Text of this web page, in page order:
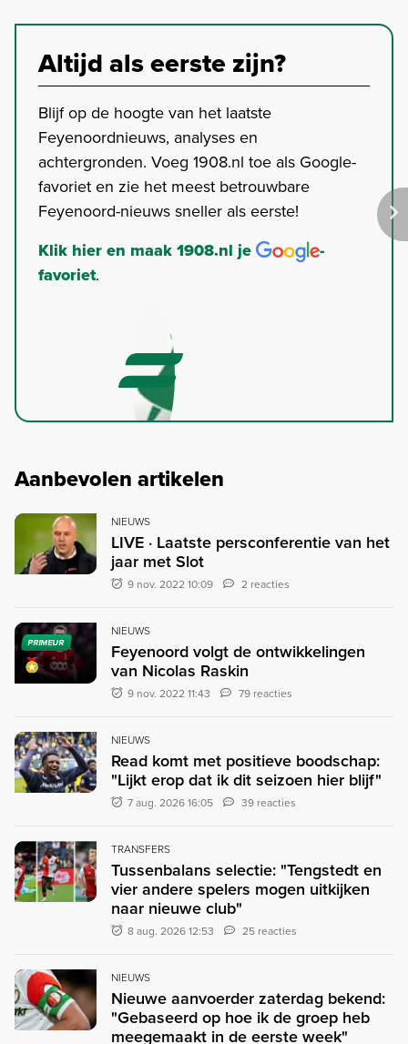
Altijd als eerste zijn?
Blijf op de hoogte van het laatste
Feyenoordnieuws, analyses en
achtergronden. Voeg 1908.nl toe als Google-
favoriet en zie het meest betrouwbare
Feyenoord-nieuws sneller als eerste!
Klik hier en maak 1908.nl je
-
favoriet.
Aanbevolen artikelen
NIEUWS
LIVE · Laatste persconferentie van het
jaar met Slot
9 nov. 2022 10:09 2 reacties
PRIMEUR
NIEUWS
Feyenoord volgt de ontwikkelingen
van Nicolas Raskin
9 nov. 2022 11:43 79 reacties
NIEUWS
Read komt met positieve boodschap:
"Lijkt erop dat ik dit seizoen hier blijf"
7 aug. 2026 16:05 39 reacties
TRANSFERS
Tussenbalans selectie: "Tengstedt en
vier andere spelers mogen uitkijken
naar nieuwe club"
8 aug. 2026 12:53 25 reacties
NIEUWS
Nieuwe aanvoerder zaterdag bekend:
"Gebaseerd op hoe ik de groep heb
meegemaakt in de eerste week"